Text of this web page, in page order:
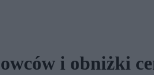
i obniżki